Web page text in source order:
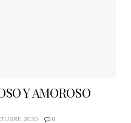
Y AMOROSO
2020 0